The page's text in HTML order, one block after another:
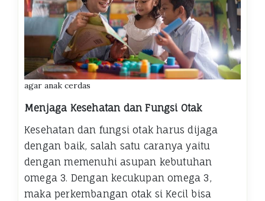
agar anak cerdas
Menjaga Kesehatan dan Fungsi Otak
Kesehatan dan fungsi otak harus dijaga
dengan baik, salah satu caranya yaitu
dengan memenuhi asupan kebutuhan
omega 3. Dengan kecukupan omega 3,
maka perkembangan otak si Kecil bisa